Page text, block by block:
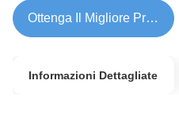
Ottenga Il Migliore Prezzo
Informazioni Dettagliate